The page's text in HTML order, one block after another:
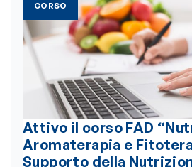
CORSO
Attivo il corso FAD
Aromaterapia e
Supporto della